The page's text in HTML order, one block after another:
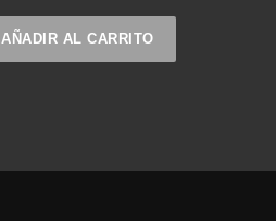
AÑADIR AL CARRITO